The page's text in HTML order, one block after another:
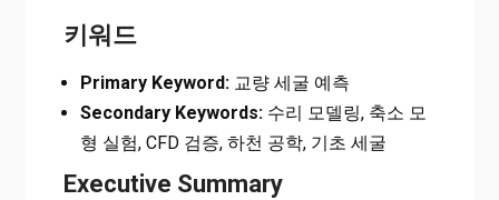
키워드
Primary Keyword:교량 세굴 예측
Secondary Keywords:수리 모델링, 축소 모
형 실험, CFD 검증, 하천 공학, 기초 세굴
Executive Summary